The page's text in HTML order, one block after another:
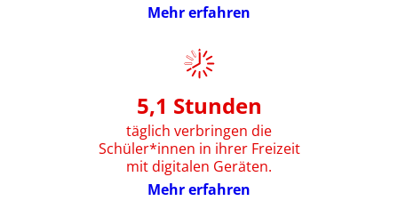
Mehr erfahren
5,1 Stunden
täglich verbringen die
Schüler*innen in ihrer Freizeit
mit digitalen Geräten.
Mehr erfahren